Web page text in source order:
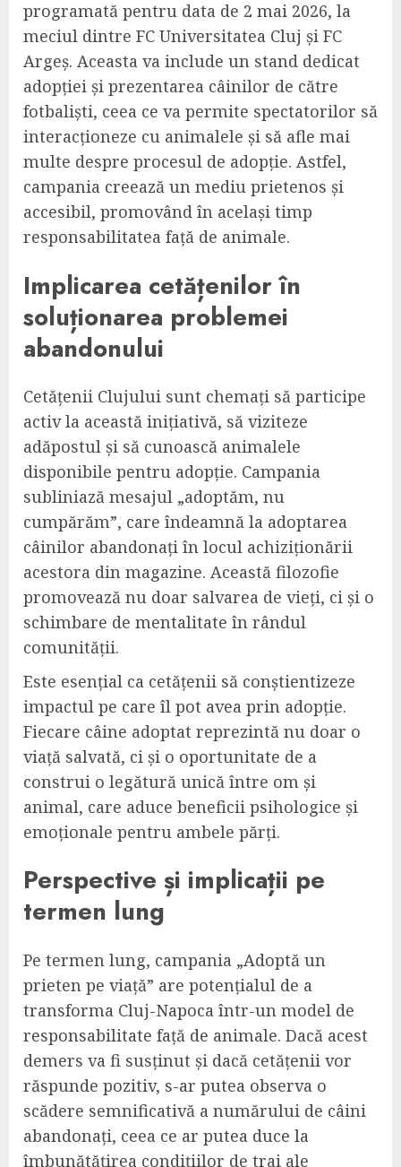
programată pentru data de 2 mai 2026, la
meciul dintre FC Universitatea Cluj și FC
Argeș. Aceasta va include un stand dedicat
adopției și prezentarea câinilor de către
fotbaliști, ceea ce va permite spectatorilor să
interacționeze cu animalele și să afle mai
multe despre procesul de adopție. Astfel,
campania creează un mediu prietenos și
accesibil, promovând în același timp
responsabilitatea față de animale.
Implicarea cetățenilor în
soluționarea problemei
abandonului
Cetățenii Clujului sunt chemați să participe
activ la această inițiativă, să viziteze
adăpostul și să cunoască animalele
disponibile pentru adopție. Campania
subliniază mesajul „adoptăm, nu
cumpărăm”, care îndeamnă la adoptarea
câinilor abandonați în locul achiziționării
acestora din magazine. Această filozofie
promovează nu doar salvarea de vieți, ci și o
schimbare de mentalitate în rândul
comunității.
Este esențial ca cetățenii să conștientizeze
impactul pe care îl pot avea prin adopție.
Fiecare câine adoptat reprezintă nu doar o
viață salvată, ci și o oportunitate de a
construi o legătură unică între om și
animal, care aduce beneficii psihologice și
emoționale pentru ambele părți.
Perspective și implicații pe
termen lung
Pe termen lung, campania „Adoptă un
prieten pe viață” are potențialul de a
transforma Cluj-Napoca într-un model de
responsabilitate față de animale. Dacă acest
demers va fi susținut și dacă cetățenii vor
răspunde pozitiv, s-ar putea observa o
scădere semnificativă a numărului de câini
abandonați, ceea ce ar putea duce la
îmbunătățirea condițiilor de trai ale